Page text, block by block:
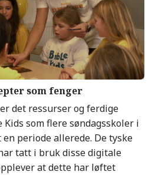
som fenger
det ressurser og ferdige
som flere søndagsskoler i
periode allerede. De tyske
tatt i bruk disse digitale
at dette har løftet